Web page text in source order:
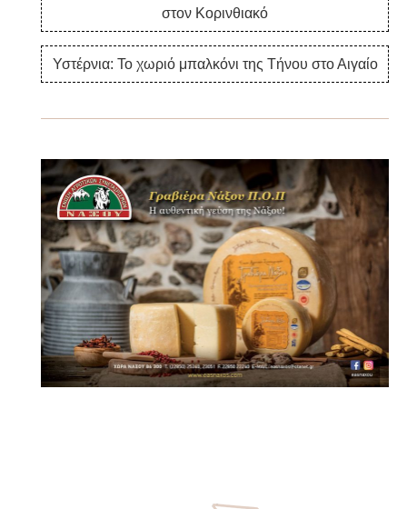
στον Κορινθιακό
Υστέρνια: Το χωριό μπαλκόνι της Τήνου στο Αιγαίο